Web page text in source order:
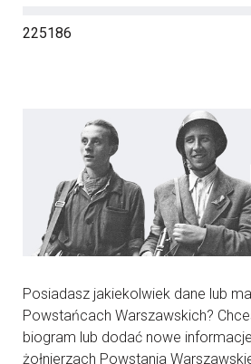
225186
Posiadasz jakiekolwiek dane lub
Powstańcach Warszawskich?
biogram lub dodać nowe
żołnierzach Powstania